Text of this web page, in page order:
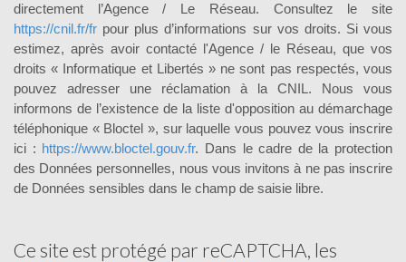
directement l’Agence / Le Réseau. Consultez le site
https://cnil.fr/fr pour plus d’informations sur vos droits. Si vous
estimez, après avoir contacté l'Agence / le Réseau, que vos
droits « Informatique et Libertés » ne sont pas respectés, vous
pouvez adresser une réclamation à la CNIL. Nous vous
informons de l’existence de la liste d'opposition au démarchage
téléphonique « Bloctel », sur laquelle vous pouvez vous inscrire
ici : https://www.bloctel.gouv.fr. Dans le cadre de la protection
des Données personnelles, nous vous invitons à ne pas inscrire
de Données sensibles dans le champ de saisie libre.
Ce site est protégé par reCAPTCHA, les